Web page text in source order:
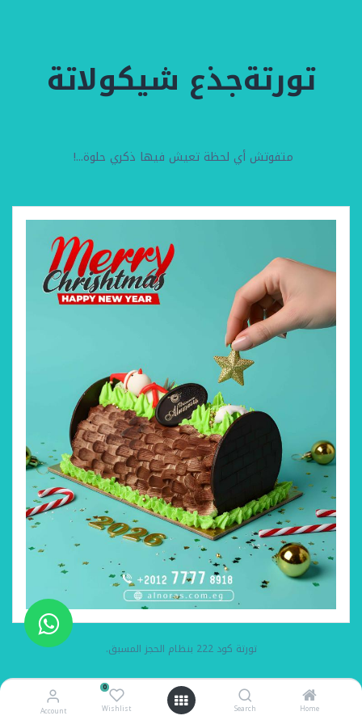
Home
Search
0
Wishlist
Account
تورتةجذع شيكولاتة
متفوتش أي لحظة تعيش فيها ذكري حلوة...!
تورتة كود 222 بنظام الحجز المسبق.